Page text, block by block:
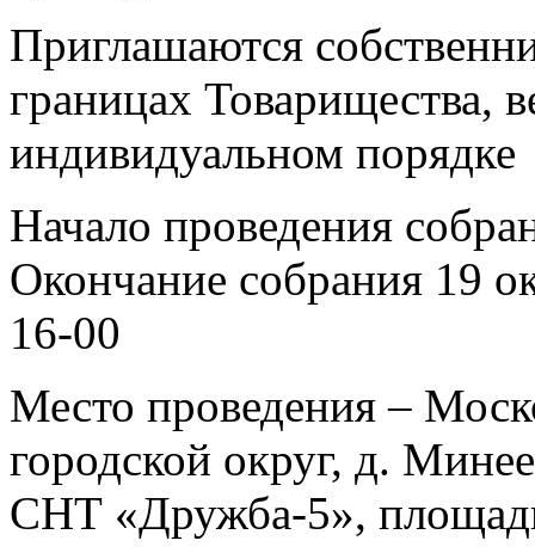
Приглашаются
границах Товарищества,
индивидуальном порядке
Начало проведения
Окончание собрания 19
16-00
Место проведения –
городской округ, д.
СНТ «Дружба-5»,